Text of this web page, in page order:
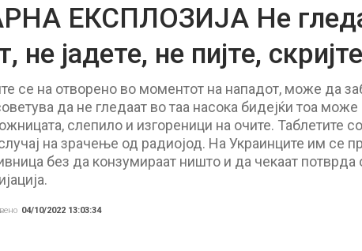
ЕКСПЛОЗИЈА Не
не јадете, не пијте,
се на отворено во моментот на нападот, може да
да не гледаат во таа насока бидејќи тоа
слепило и изгореници на очите. Таблетите
на зрачење од радиојод. На Украинците им се
без да конзумираат ништо и да чекаат потврда
04/10/2022 13:03:34